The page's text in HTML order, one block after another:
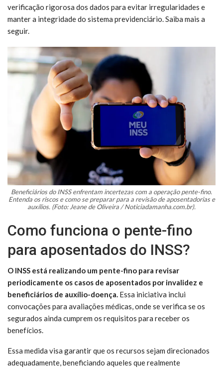
verificação rigorosa dos dados para evitar irregularidades e
manter a integridade do sistema previdenciário. Saiba mais a
seguir.
Beneficiários do INSS enfrentam incertezas com a operação pente-fino.
Entenda os riscos e como se preparar para a revisão de aposentadorias e
auxílios. (Foto: Jeane de Oliveira / Noticiadamanha.com.br).
Como funciona o pente-fino
para aposentados do INSS?
O INSS está realizando um pente-fino para revisar
periodicamente os casos de aposentados por invalidez e
beneficiários de auxílio-doença. Essa iniciativa inclui
convocações para avaliações médicas, onde se verifica se os
segurados ainda cumprem os requisitos para receber os
benefícios.
Essa medida visa garantir que os recursos sejam direcionados
adequadamente, beneficiando aqueles que realmente